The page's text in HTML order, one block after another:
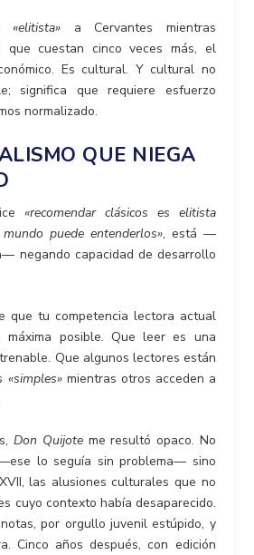
«elitista» a Cervantes mientras
que cuestan cinco veces más, el
Es cultural. Y cultural no
significa que requiere esfuerzo
normalizado.
QUE NIEGA
«recomendar clásicos es elitista
puede entenderlos», está —
negando capacidad de desarrollo
que tu competencia lectora actual
máxima posible. Que leer es una
Que algunos lectores están
«simples»mientras otros acceden a
Don Quijoteme resultó opaco. No
lo seguía sin problema— sino
las alusiones culturales que no
cuyo contexto había desaparecido.
por orgullo juvenil estúpido, y
Cinco años después, con edición